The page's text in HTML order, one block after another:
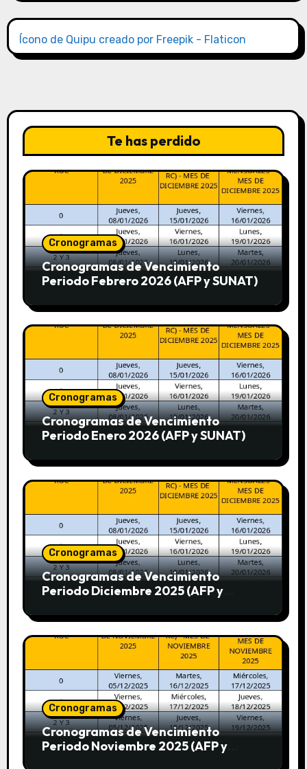
Ícono de Quipu creado por Freepik - Flaticon
Te has perdido
Cronogramas
Cronogramas de Vencimiento
Periodo Febrero 2026 (AFP y SUNAT)
Cronogramas
Cronogramas de Vencimiento
Periodo Enero 2026 (AFP y SUNAT)
Cronogramas
Cronogramas de Vencimiento
Periodo Diciembre 2025 (AFP y
Cronogramas
Cronogramas de Vencimiento
Periodo Noviembre 2025 (AFP y